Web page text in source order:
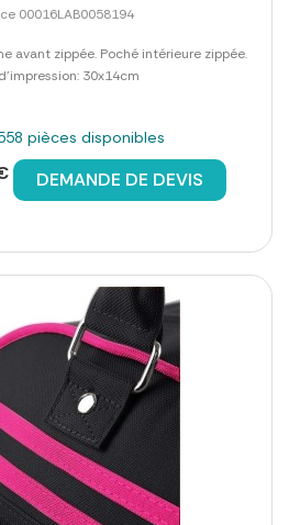
00016LAB0058194
avant zippée. Poché intérieure zippée.
30x14cm
pièces disponibles
DEMANDE DE DEVIS